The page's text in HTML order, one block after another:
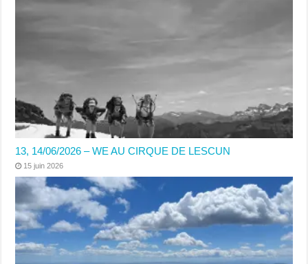
13, 14/06/2026 – WE AU CIRQUE DE LESCUN
15 juin 2026